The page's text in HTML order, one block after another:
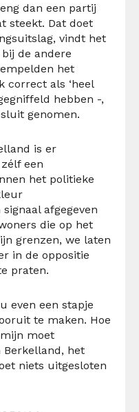
dan een partij
steekt. Dat doet
vindt het
de andere
het
correct als ‘heel
hebben -,
genomen.
is er
een
het politieke
afgegeven
die op het
grenzen, we laten
in de oppositie
praten.
even een stapje
te maken. Hoe
moet
het
niets uitgesloten